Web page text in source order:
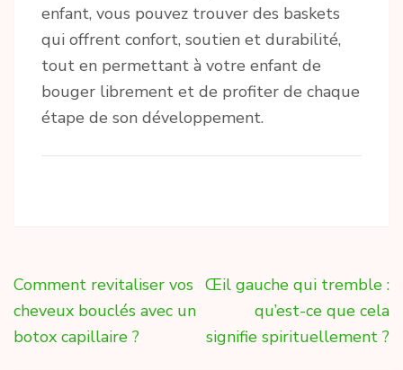
enfant, vous pouvez trouver des baskets
qui offrent confort, soutien et durabilité,
tout en permettant à votre enfant de
bouger librement et de profiter de chaque
étape de son développement.
Navigation
de
l’article
Comment revitaliser vos
cheveux bouclés avec un
botox capillaire ?
Œil gauche qui tremble :
qu’est-ce que cela
signifie spirituellement ?